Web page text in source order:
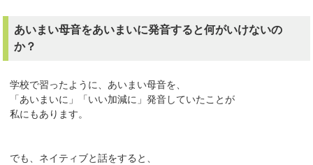
あいまい母音をあいまいに発音すると何がいけないの
か？
学校で習ったように、あいまい母音を、
「あいまいに」「いい加減に」発音していたことが
私にもあります。
でも、ネイティブと話をすると、